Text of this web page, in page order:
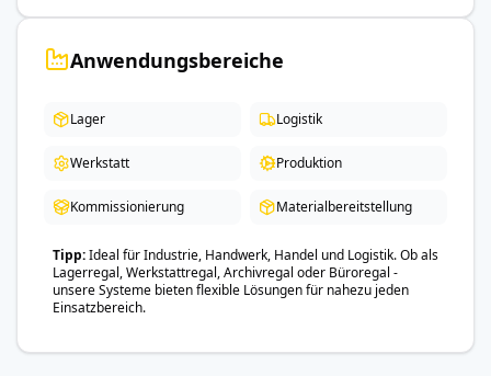
Anwendungsbereiche
Lager Logistik
Werkstatt Produktion
Kommissionierung Materialbereitstellung
Tipp Ideal für Industrie, Handwerk, Handel und Logistik. Ob als
Lagerregal, Werkstattregal, Archivregal oder Büroregal -
unsere Systeme bieten flexible Lösungen für nahezu jeden
Einsatzbereich.